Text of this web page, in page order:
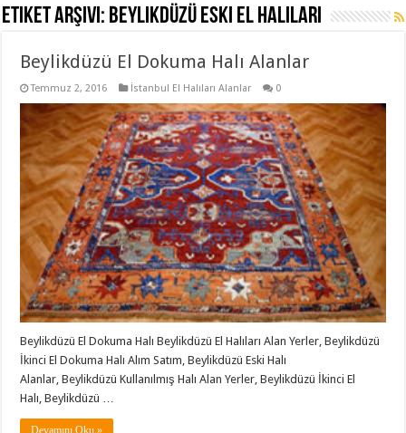
Etiket Arşivi: Beylikdüzü Eski El Halıları
Beylikdüzü El Dokuma Halı Alanlar
Temmuz 2, 2016 İstanbul El Halıları Alanlar 0
Beylikdüzü El Dokuma Halı Beylikdüzü El Halıları Alan Yerler, Beylikdüzü
İkinci El Dokuma Halı Alım Satım, Beylikdüzü Eski Halı
Alanlar, Beylikdüzü Kullanılmış Halı Alan Yerler, Beylikdüzü İkinci El
Halı, Beylikdüzü …
Devamını Oku »